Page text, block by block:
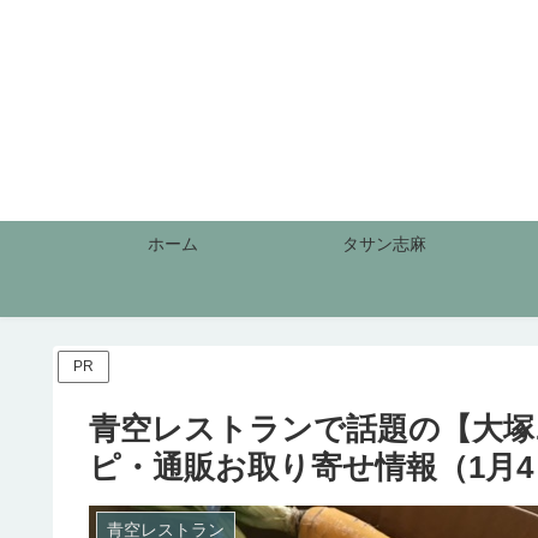
ホーム タサン志麻
PR
青空レストランで話題の【大
ピ・通販お取り寄せ情報（1月
青空レストラン